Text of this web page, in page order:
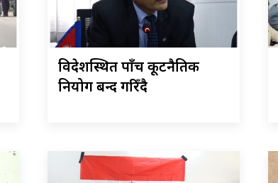
विदेशस्थित पाँच कूटनैतिक
नियोग बन्द गरिँदै